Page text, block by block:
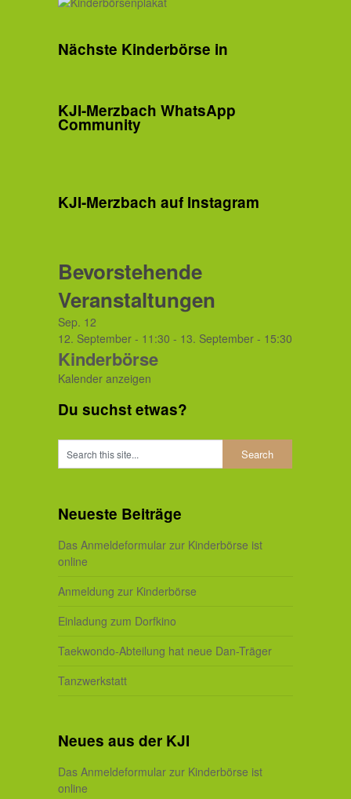
Nächste Kinderbörse in
KJI-Merzbach WhatsApp
Community
KJI-Merzbach auf Instagram
Bevorstehende
Veranstaltungen
Sep. 12
12. September - 11:30 - 13. September - 15:30
Kinderbörse
Kalender anzeigen
Du suchst etwas?
Neueste Beiträge
Das Anmeldeformular zur Kinderbörse ist
online
Anmeldung zur Kinderbörse
Einladung zum Dorfkino
Taekwondo-Abteilung hat neue Dan-Träger
Tanzwerkstatt
Neues aus der KJI
Das Anmeldeformular zur Kinderbörse ist
online